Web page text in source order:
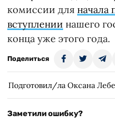
комиссии для начала
вступлении нашего
конца уже этого года.
Поделиться
Подготовил/ла Оксана
Заметили ошибку?